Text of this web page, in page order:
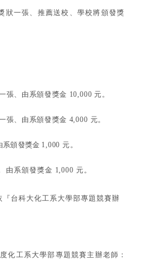
狀一張、推薦送校、學校將頒發獎
張、由系頒發獎金 10,000 元。
張、由系頒發獎金 4,000 元。
系頒發獎金 1,000 元。
由系頒發獎金 1,000 元。
台科大化工系大學部專題競賽辦
化工系大學部專題競賽主辦老師：